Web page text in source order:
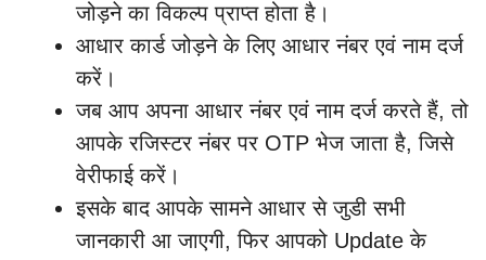
जोड़ने का विकल्प प्राप्त होता है।
आधार कार्ड जोड़ने के लिए आधार नंबर एवं नाम दर्ज
करें।
जब आप अपना आधार नंबर एवं नाम दर्ज करते हैं, तो
आपके रजिस्टर नंबर पर OTP भेज जाता है, जिसे
वेरीफाई करें।
इसके बाद आपके सामने आधार से जुडी सभी
जानकारी आ जाएगी, फिर आपको Update के